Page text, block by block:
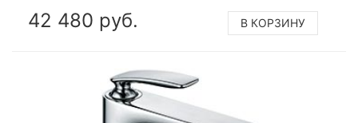
42 480 руб. В КОРЗИНУ